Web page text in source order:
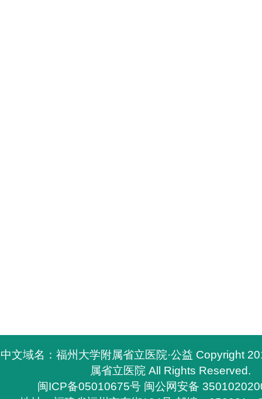
中文域名：福州大学附属省立医院·公益 Copyright
属省立医院 All Rights Reserved.
闽ICP备05010675号 闽公网安备